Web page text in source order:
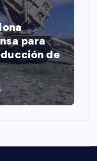
para
de